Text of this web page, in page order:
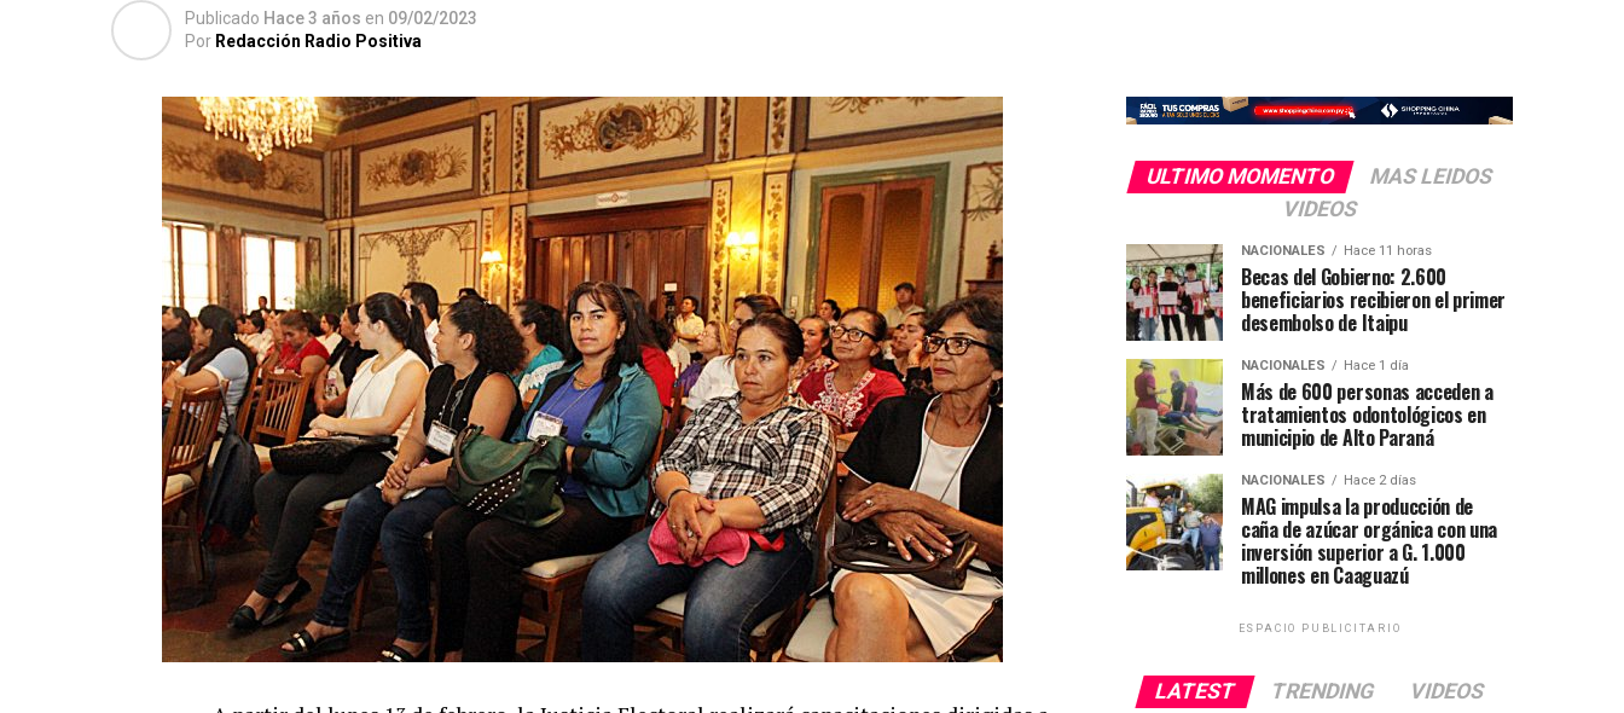
Publicado Hace 3 años en 09/02/2023
Por Redacción Radio Positiva
ULTIMO MOMENTO
MAS LEIDOS
VIDEOS
NACIONALES Hace 11 horas
Becas del Gobierno: 2.600
beneficiarios recibieron el primer
desembolso de Itaipu
NACIONALES Hace 1 día
Más de 600 personas acceden a
tratamientos odontológicos en
municipio de Alto Paraná
NACIONALES Hace 2 días
MAG impulsa la producción de
caña de azúcar orgánica con una
inversión superior a G. 1.000
millones en Caaguazú
ESPACIO PUBLICITARIO
LATEST TRENDING VIDEOS